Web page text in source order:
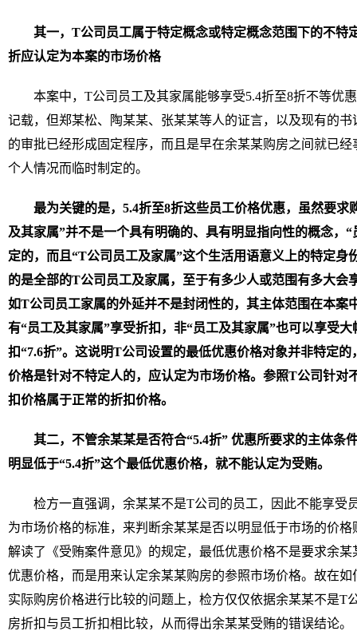
其一，T公司员工属于特定概念或特定概念范围下的不特
折应认定为本案的市场价格
本案中，T公司员工及其家属能够享受5.4折至8折不等优
记载，但郑某松、陶某某、张某某等人的证言，以及现有的
的审批已经形成固定程序，而且是早在余某某购房之间就已
个人情况而临时制定的。
最为关键的是，5.4折至8折这些员工价格优惠，虽然要求
及其家属”并不是一个具有明确的、具有明显指向性的概念，
定的，而且“T公司员工及家属”这个生活用语意义上的特定身
的是全部的T公司员工及家属，至于有多少人或范围有多大会
如T公司员工家属的外延并不是封闭性的，其主体范围在本案
有“员工及其家属”享受折扣，非“员工及其家属”也可以享受
扣“7.6折”。这说明T公司设置的最低优惠价格对象并非特定
价格是针对不特定人的，应认定为市场价格。参照T公司针对
扣价格属于正常的折扣价格。
其二，不管余某某是否符合“5.4折” 优惠所要求的主体条
明显低于“5.4折”这个最低优惠价格，就不能认定为受贿。
检方一直强调，余某某不是T公司的员工，因此不能享受
为市场价格的标准，来判断余某某是否以明显低于市场的价
解读了《受贿案件意见》的规定，最低优惠价格不是要求余
优惠价格，而是用来认定余某某购房的参照市场价格。故在
实际购房价格进行比较的问题上，检方仅仅依据余某某不是T
房折扣与员工折扣相比较，从而得出余某某受贿的错误结论。